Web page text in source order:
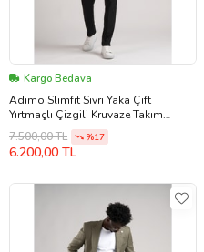
Kargo Bedava
Adimo Slimfit Sivri Yaka Çift
Yırtmaçlı Çizgili Kruvaze Takım
Elbise (Siyah)
7.500,00 TL %17
6.200,00 TL